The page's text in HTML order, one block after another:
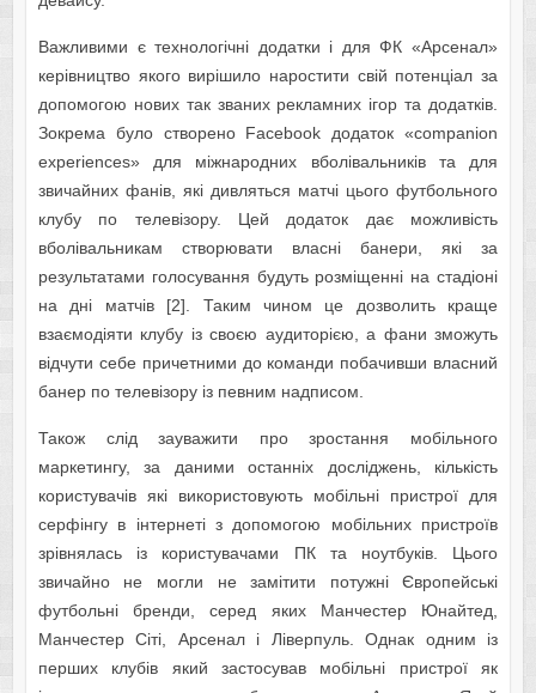
Важливими є технологічні додатки і для ФК «Арсенал»
керівництво якого вирішило наростити свій потенціал за
допомогою нових так званих рекламних ігор та додатків.
Зокрема було створено Facebook додаток «companion
experiences» для міжнародних вболівальників та для
звичайних фанів, які дивляться матчі цього футбольного
клубу по телевізору. Цей додаток дає можливість
вболівальникам створювати власні банери, які за
результатами голосування будуть розміщенні на стадіоні
на дні матчів [2]. Таким чином це дозволить краще
взаємодіяти клубу із своєю аудиторією, а фани зможуть
відчути себе причетними до команди побачивши власний
банер по телевізору із певним надписом.
Також слід зауважити про зростання мобільного
маркетингу, за даними останніх досліджень, кількість
користувачів які використовують мобільні пристрої для
серфінгу в інтернеті з допомогою мобільних пристроїв
зрівнялась із користувачами ПК та ноутбуків. Цього
звичайно не могли не замітити потужні Європейські
футбольні бренди, серед яких Манчестер Юнайтед,
Манчестер Сіті, Арсенал і Ліверпуль. Однак одним із
перших клубів який застосував мобільні пристрої як